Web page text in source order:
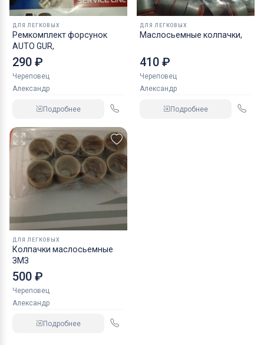
ДЛЯ ЛЕГКОВЫХ
Ремкомплект форсунок
AUTO GUR,
290 ₽
Череповец
Александр
Подробнее
ДЛЯ ЛЕГКОВЫХ
Маслосьемные колпачки,
410 ₽
Череповец
Александр
Подробнее
ДЛЯ ЛЕГКОВЫХ
Колпачки маслосьемные
ЗМЗ
500 ₽
Череповец
Александр
Подробнее